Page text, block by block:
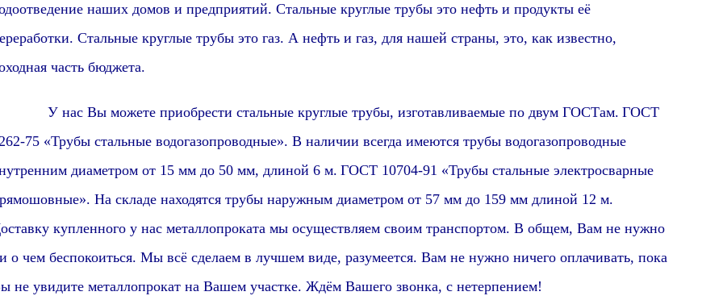
наших домов и предприятий. Стальные круглые трубы это нефть и продукты её
Стальные круглые трубы это газ. А нефть и газ, для нашей страны, это, как известно,
часть бюджета.
нас Вы можете приобрести стальные круглые трубы, изготавливаемые по двум ГОСТам. ГОСТ
75 «Трубы стальные водогазопроводные». В наличии всегда имеются трубы водогазопроводные
диаметром от 15 мм до 50 мм, длиной 6 м. ГОСТ 10704-91 «Трубы стальные электросварные
На складе находятся трубы наружным диаметром от 57 мм до 159 мм длиной 12 м.
купленного у нас металлопроката мы осуществляем своим транспортом. В общем, Вам не нужно
о чем беспокоиться. Мы всё сделаем в лучшем виде, разумеется. Вам не нужно ничего оплачивать, пока
не увидите металлопрокат на Вашем участке. Ждём Вашего звонка, с нетерпением!